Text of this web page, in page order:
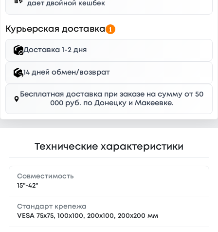
дает двойной кешбек
Курьерская доставка
Доставка 1-2 дня
14 дней обмен/возврат
Бесплатная доставка при заказе на сумму от 50
000 руб. по Донецку и Макеевке.
Технические характеристики
Совместимость
15"-42"
Стандарт крепежа
VESA 75x75, 100x100, 200x100, 200x200 мм